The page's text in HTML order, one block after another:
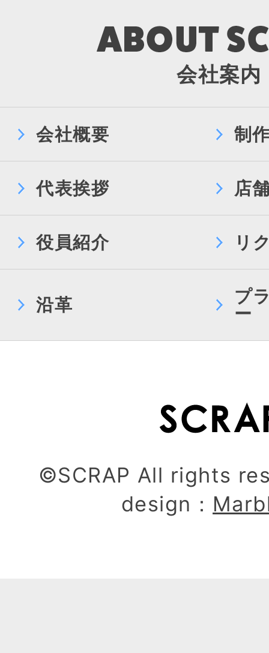
会社案内
会社概要 制
代表挨拶 店
役員紹介 リ
沿革
プ
ー
©SCRAP All rights
design：